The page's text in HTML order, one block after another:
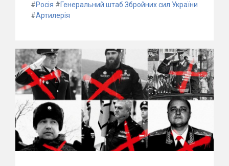
#Росія #Генеральний штаб Збройних сил України
#Артилерія